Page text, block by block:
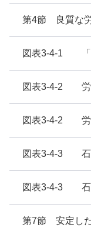
第4節 良質な
図表3-4-1 「
図表3-4-2 労
図表3-4-2 労
図表3-4-3 石
図表3-4-3 石
第7節 安定し